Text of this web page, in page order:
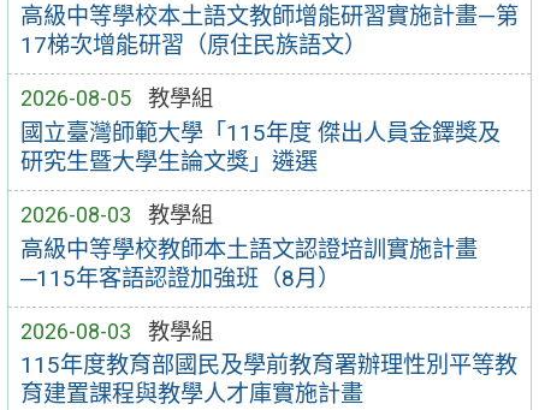
高級中等學校本土語文教師增能研習實施計畫—第
17梯次增能研習（原住民族語文）
2026-08-05 教學組
國立臺灣師範大學「115年度 傑出人員金鐸獎及
研究生暨大學生論文獎」遴選
2026-08-03 教學組
高級中等學校教師本土語文認證培訓實施計畫
─115年客語認證加強班（8月）
2026-08-03 教學組
115年度教育部國民及學前教育署辦理性別平等教
育建置課程與教學人才庫實施計畫